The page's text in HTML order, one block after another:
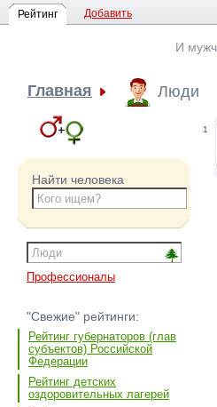
Рейтинг Добавить
И
Главная Люди
Найти человека
Профессионалы
"Свежие" рейтинги:
Рейтинг губернаторов (глав
субъектов) Российской
Федерации
Рейтинг детских
оздоровительных лагерей
1